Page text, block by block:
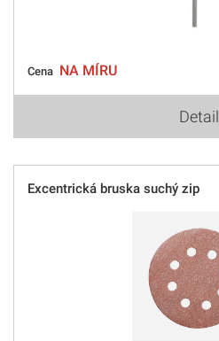
Cena NA MÍRU
Detail
Excentrická bruska suchý zip